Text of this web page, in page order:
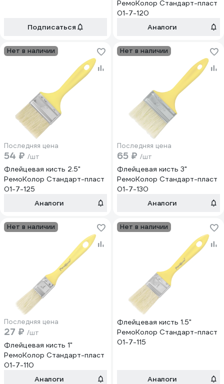
Подписаться
РемоКолор Стандарт-пласт
01-7-120
Аналоги
Нет в наличии
Последняя цена
54 ₽ /шт
Флейцевая кисть 2.5"
РемоКолор Стандарт-пласт
01-7-125
Аналоги
Нет в наличии
Последняя цена
65 ₽ /шт
Флейцевая кисть 3"
РемоКолор Стандарт-пласт
01-7-130
Аналоги
Нет в наличии
Последняя цена
27 ₽ /шт
Флейцевая кисть 1"
РемоКолор Стандарт-пласт
01-7-110
Аналоги
Нет в наличии
Флейцевая кисть 1.5"
РемоКолор Стандарт-пласт
01-7-115
Аналоги